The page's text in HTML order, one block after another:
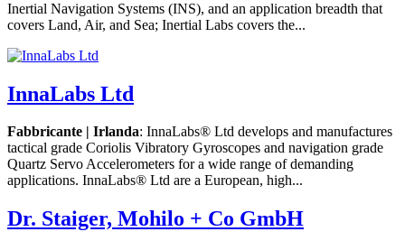
Inertial Navigation Systems (INS), and an application breadth that
covers Land, Air, and Sea; Inertial Labs covers the...
InnaLabs Ltd
Fabbricante | Irlanda: InnaLabs® Ltd develops and manufactures
tactical grade Coriolis Vibratory Gyroscopes and navigation grade
Quartz Servo Accelerometers for a wide range of demanding
applications. InnaLabs® Ltd are a European, high...
Dr. Staiger, Mohilo + Co GmbH